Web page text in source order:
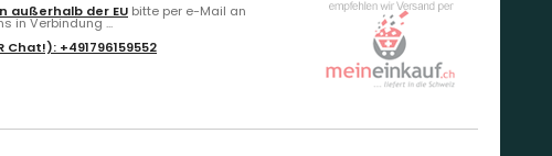
außerhalb der EU bitte per e-Mail an
in Verbindung ...
Chat!): +491796159552